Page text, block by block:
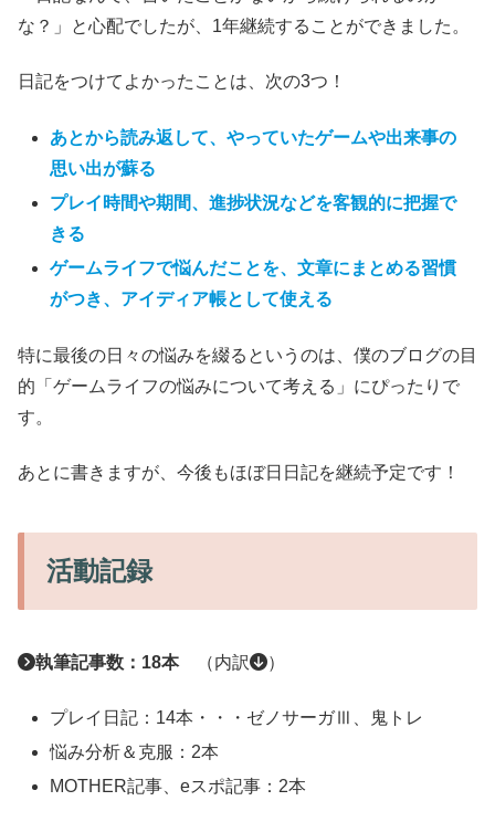
な？」と心配でしたが、1年継続することができました。
日記をつけてよかったことは、次の3つ！
あとから読み返して、やっていたゲームや出来事の
思い出が蘇る
プレイ時間や期間、進捗状況などを客観的に把握で
きる
ゲームライフで悩んだことを、文章にまとめる習慣
がつき、アイディア帳として使える
特に最後の日々の悩みを綴るというのは、僕のブログの目
的「ゲームライフの悩みについて考える」にぴったりで
す。
あとに書きますが、今後もほぼ日日記を継続予定です！
活動記録
執筆記事数：18本（内訳 ）
プレイ日記：14本・・・ゼノサーガⅢ、鬼トレ
悩み分析＆克服：2本
MOTHER記事、eスポ記事：2本